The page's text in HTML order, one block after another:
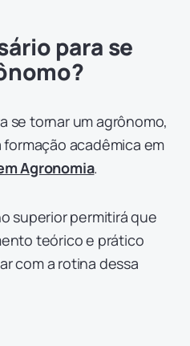
para se
se tornar um agrônomo,
acadêmica em
Agronomia.
superior permitirá que
teórico e prático
com a rotina dessa